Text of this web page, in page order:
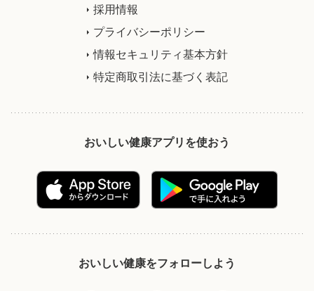
採用情報
プライバシーポリシー
情報セキュリティ基本方針
特定商取引法に基づく表記
おいしい健康アプリを使おう
おいしい健康をフォローしよう